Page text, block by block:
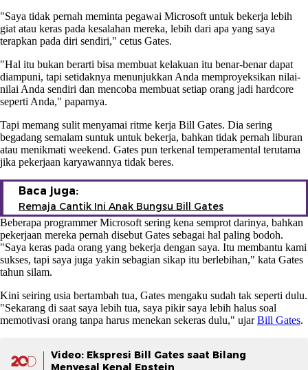
"Saya tidak pernah meminta pegawai Microsoft untuk bekerja lebih
giat atau keras pada kesalahan mereka, lebih dari apa yang saya
terapkan pada diri sendiri," cetus Gates.
"Hal itu bukan berarti bisa membuat kelakuan itu benar-benar dapat
diampuni, tapi setidaknya menunjukkan Anda memproyeksikan nilai-
nilai Anda sendiri dan mencoba membuat setiap orang jadi hardcore
seperti Anda," paparnya.
Tapi memang sulit menyamai ritme kerja Bill Gates. Dia sering
begadang semalam suntuk untuk bekerja, bahkan tidak pernah liburan
atau menikmati weekend. Gates pun terkenal temperamental terutama
jika pekerjaan karyawannya tidak beres.
Baca juga:
Remaja Cantik Ini Anak Bungsu Bill Gates
Beberapa programmer Microsoft sering kena semprot darinya, bahkan
pekerjaan mereka pernah disebut Gates sebagai hal paling bodoh.
"Saya keras pada orang yang bekerja dengan saya. Itu membantu kami
sukses, tapi saya juga yakin sebagian sikap itu berlebihan," kata Gates
tahun silam.
Kini seiring usia bertambah tua, Gates mengaku sudah tak seperti dulu.
"Sekarang di saat saya lebih tua, saya pikir saya lebih halus soal
memotivasi orang tanpa harus menekan sekeras dulu," ujarBill Gates.
Video: Ekspresi Bill Gates saat Bilang
Menyesal Kenal Epstein